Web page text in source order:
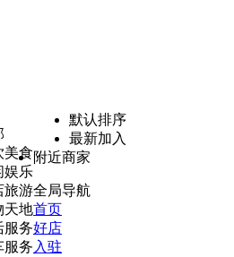
美食
娱乐
旅游
天地
服务
服务
默认排序
最新加入
附近商家
全局导航
首页
好店
入驻